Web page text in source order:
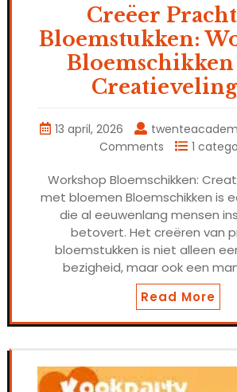
Creëer
Bloemstukken:
13 april, 2026
Comments
1
Workshop Bloemschikken:
met bloemen Bloemschikken is
die al eeuwenlang mensen
betovert. Het creëren van
bloemstukken is niet alleen
bezigheid, maar ook een
Read More